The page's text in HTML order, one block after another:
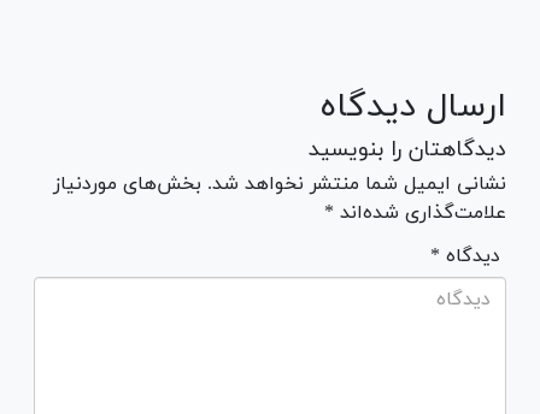
ارسال دیدگاه
دیدگاهتان را بنویسید
نشانی ایمیل شما منتشر نخواهد شد. بخش‌های موردنیاز
علامت‌گذاری شده‌اند *
* دیدگاه